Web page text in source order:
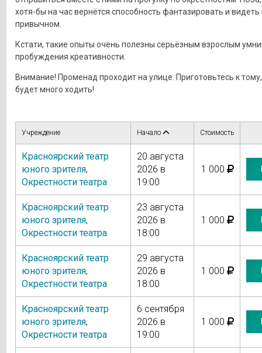
хотя-бы на час вернётся способность фантазировать и
привычном.
Кстати, такие опыты очень полезны серьёзным взрослым
пробуждения креативности.
Внимание! Променад проходит на улице. Приготовьтесь к
будет много ходить!
Учреждение Начало Стоимость
Красноярский театр
юного зрителя,
Окрестности театра
20 августа
2026 в
19:00
1 000
Красноярский театр
юного зрителя,
Окрестности театра
23 августа
2026 в
18:00
1 000
Красноярский театр
юного зрителя,
Окрестности театра
29 августа
2026 в
18:00
1 000
Красноярский театр
юного зрителя,
Окрестности театра
6 сентября
2026 в
19:00
1 000